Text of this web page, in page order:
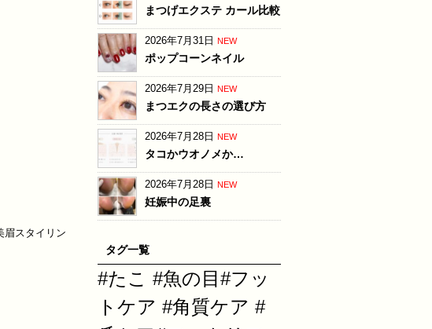
眉スタイリン
まつげエクステ カール比較
2026年7月31日 NEW
ポップコーンネイル
2026年7月29日 NEW
まつエクの長さの選び方
2026年7月28日 NEW
タコかウオノメか…
2026年7月28日 NEW
妊娠中の足裏
タグ一覧
#たこ #魚の目#フッ
トケア #角質ケア #